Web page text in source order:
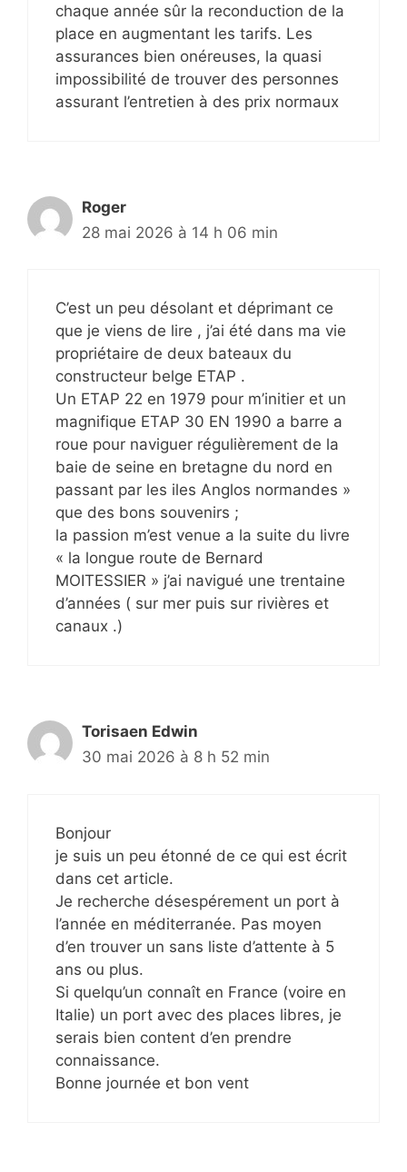
chaque année sûr la reconduction de la
place en augmentant les tarifs. Les
assurances bien onéreuses, la quasi
impossibilité de trouver des personnes
assurant l’entretien à des prix normaux
Roger
28 mai 2026 à 14 h 06 min
C’est un peu désolant et déprimant ce
que je viens de lire , j’ai été dans ma vie
propriétaire de deux bateaux du
constructeur belge ETAP .
Un ETAP 22 en 1979 pour m’initier et un
magnifique ETAP 30 EN 1990 a barre a
roue pour naviguer régulièrement de la
baie de seine en bretagne du nord en
passant par les iles Anglos normandes »
que des bons souvenirs ;
la passion m’est venue a la suite du livre
« la longue route de Bernard
MOITESSIER » j’ai navigué une trentaine
d’années ( sur mer puis sur rivières et
canaux .)
Torisaen Edwin
30 mai 2026 à 8 h 52 min
Bonjour
je suis un peu étonné de ce qui est écrit
dans cet article.
Je recherche désespérement un port à
l’année en méditerranée. Pas moyen
d’en trouver un sans liste d’attente à 5
ans ou plus.
Si quelqu’un connaît en France (voire en
Italie) un port avec des places libres, je
serais bien content d’en prendre
connaissance.
Bonne journée et bon vent